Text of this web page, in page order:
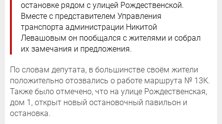
остановке рядом с улицей Рождественской.
Вместе с представителем Управления
транспорта администрации Никитой
Левашовым он пообщался с жителями и собрал
их замечания и предложения.
По словам депутата, в большинстве своём жители
положительно отозвались о работе маршрута № 13К.
Также было отмечено, что на улице Рождественская,
дом 1, открыт новый остановочный павильон и
остановка.